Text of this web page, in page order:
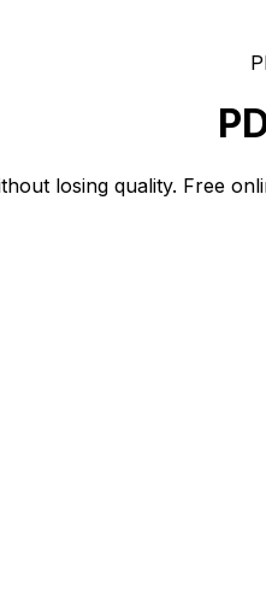
losing quality. Free